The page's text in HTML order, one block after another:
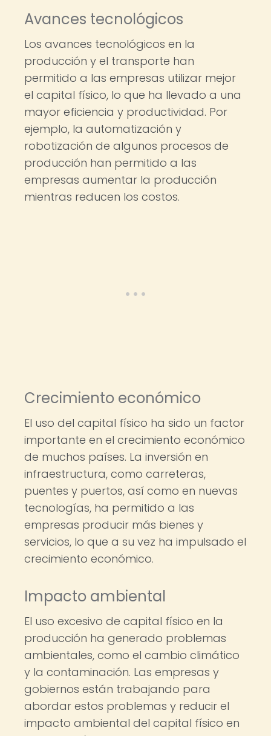
Avances tecnológicos
Los avances tecnológicos en la
producción y el transporte han
permitido a las empresas utilizar mejor
el capital físico, lo que ha llevado a una
mayor eficiencia y productividad. Por
ejemplo, la automatización y
robotización de algunos procesos de
producción han permitido a las
empresas aumentar la producción
mientras reducen los costos.
Crecimiento económico
El uso del capital físico ha sido un factor
importante en el crecimiento económico
de muchos países. La inversión en
infraestructura, como carreteras,
puentes y puertos, así como en nuevas
tecnologías, ha permitido a las
empresas producir más bienes y
servicios, lo que a su vez ha impulsado el
crecimiento económico.
Impacto ambiental
El uso excesivo de capital físico en la
producción ha generado problemas
ambientales, como el cambio climático
y la contaminación. Las empresas y
gobiernos están trabajando para
abordar estos problemas y reducir el
impacto ambiental del capital físico en